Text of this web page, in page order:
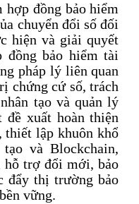
đồng bảo hiểm
chuyển đổi số đối
hiện và giải quyết
đồng bảo hiểm tài
pháp lý liên quan
chứng cứ số, trách
tạo và quản lý
xuất hoàn thiện
thiết lập khuôn khổ
và Blockchain,
hỗ trợ đổi mới, bảo
đẩy thị trường bảo
vững.